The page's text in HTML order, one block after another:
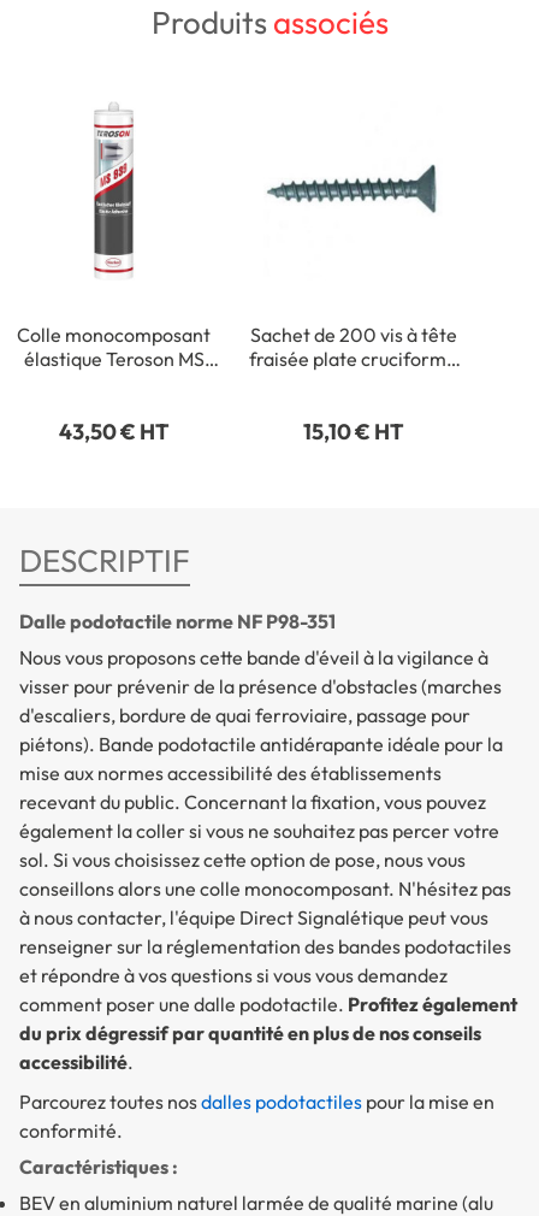
Produitsassociés
Colle monocomposant
élastique Teroson MS
43,50 € HT
Sachet de 200 vis à tête
fraisée plate cruciforme
15,10 € HT
DESCRIPTIF
Dalle podotactile norme NF P98-351
Nous vous proposons cette bande d'éveil à la vigilance à
visser pour prévenir de la présence d'obstacles (marches
d'escaliers, bordure de quai ferroviaire, passage pour
piétons). Bande podotactile antidérapante idéale pour la
mise aux normes accessibilité des établissements
recevant du public. Concernant la fixation, vous pouvez
également la coller si vous ne souhaitez pas percer votre
sol. Si vous choisissez cette option de pose, nous vous
conseillons alors une colle monocomposant. N'hésitez pas
à nous contacter, l'équipe Direct Signalétique peut vous
renseigner sur la réglementation des bandes podotactiles
et répondre à vos questions si vous vous demandez
comment poser une dalle podotactile. Profitez également
du prix dégressif par quantité en plus de nos conseils
accessibilité.
Parcourez toutes nosdalles podotactiles pour la mise en
conformité.
Caractéristiques :
BEV en aluminium naturel larmée de qualité marine (alu